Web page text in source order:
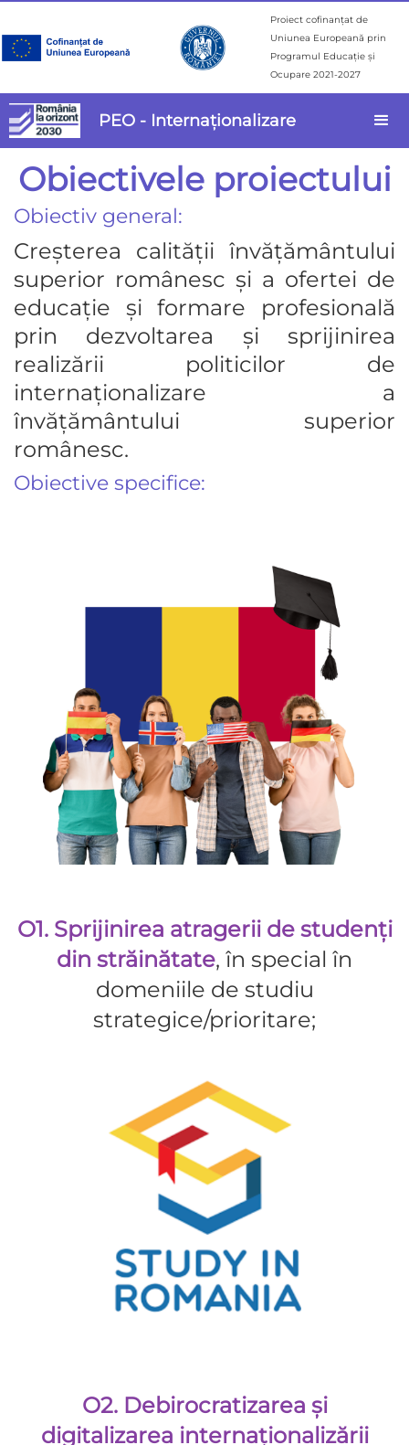
Proiect cofinanțat de
Uniunea Europeană prin
Programul Educație și
Ocupare 2021-2027
PEO - Internaționalizare
Obiectivele proiectului
Obiectiv general:
Creșterea calității învățământului
superior românesc și a ofertei de
educație și formare profesională
prin dezvoltarea și sprijinirea
realizării politicilor de
internaționalizare a
învățământului superior
românesc.
Obiective specifice:
O1. Sprijinirea atragerii de studenți
din străinătate, în special în
domeniile de studiu
strategice/prioritare;
O2. Debirocratizarea și
digitalizarea internaționalizării